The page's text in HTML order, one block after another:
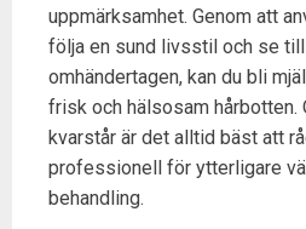
uppmärksamhet. Genom att
följa en sund livsstil och se
omhändertagen, kan du bli
frisk och hälsosam hårbotten.
kvarstår är det alltid bäst att
professionell för ytterligare
behandling.